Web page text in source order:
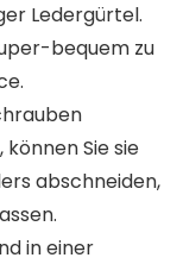
Ledergürtel.
bequem zu
Sie sie
abschneiden,
in einer